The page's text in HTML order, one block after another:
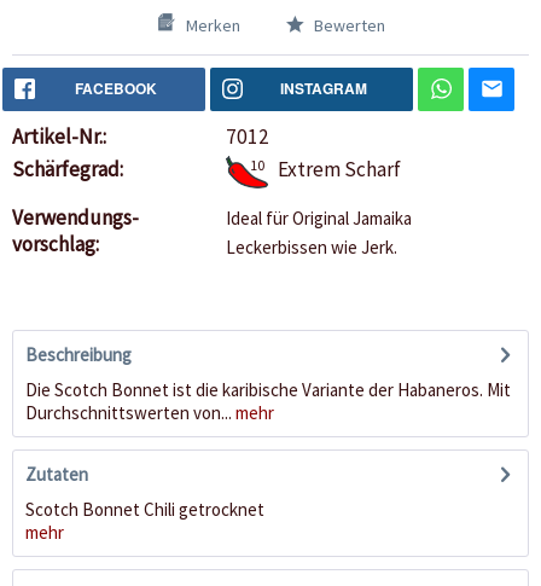
Merken Bewerten
FACEBOOK INSTAGRAM
Artikel-Nr.:
7012
Schärfegrad:
10
Extrem Scharf
Verwendungs-
vorschlag:
Ideal für Original Jamaika
Leckerbissen wie Jerk.
Beschreibung
Die Scotch Bonnet ist die karibische Variante der Habaneros. Mit
Durchschnittswerten von... mehr
Zutaten
Scotch Bonnet Chili getrocknet
mehr